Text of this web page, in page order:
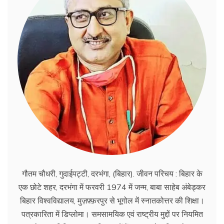
गौतम चौधरी, गुदाईपट्टी, दरभंगा, (बिहार). जीवन परिचय : बिहार के
एक छोटे शहर, दरभंगा में फरवरी 1974 में जन्म, बाबा साहेब अंबेड्कर
बिहार विश्वविद्यालय, मुज़फ़्फ़रपुर से भूगोल में स्नातकोत्तर की शिक्षा।
पत्रकारिता में डिप्लोमा। समसामयिक एवं राष्ट्रीय मुद्दों पर नियमित